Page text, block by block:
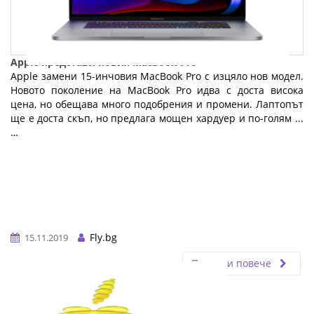
Apple представи новия MacBook Pro
Apple замени 15-инчовия MacBook Pro с изцяло нов модел.
Новото поколение на MacBook Pro идва с доста висока
цена, но обещава много подобрения и промени. Лаптопът
ще е доста скъп, но предлага мощен хардуер и по-голям ...
…
15.11.2019
Fly.bg
Прочети повече